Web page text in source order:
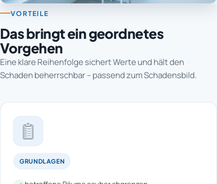
VORTEILE
Das bringt ein geordnetes
Vorgehen
Eine klare Reihenfolge sichert Werte und hält den
Schaden beherrschbar – passend zum Schadensbild.
GRUNDLAGEN